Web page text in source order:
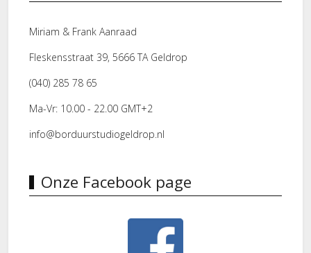
Miriam & Frank Aanraad
Fleskensstraat 39, 5666 TA Geldrop
(040) 285 78 65
Ma-Vr: 10.00 - 22.00 GMT+2
info@borduurstudiogeldrop.nl
Onze Facebook page